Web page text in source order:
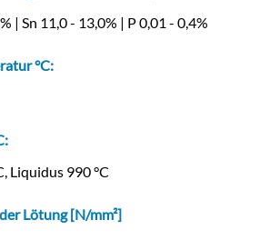
| Sn 11,0 - 13,0% | P 0,01 - 0,4%
°C:
Liquidus 990 °C
Lötung [N/mm²]